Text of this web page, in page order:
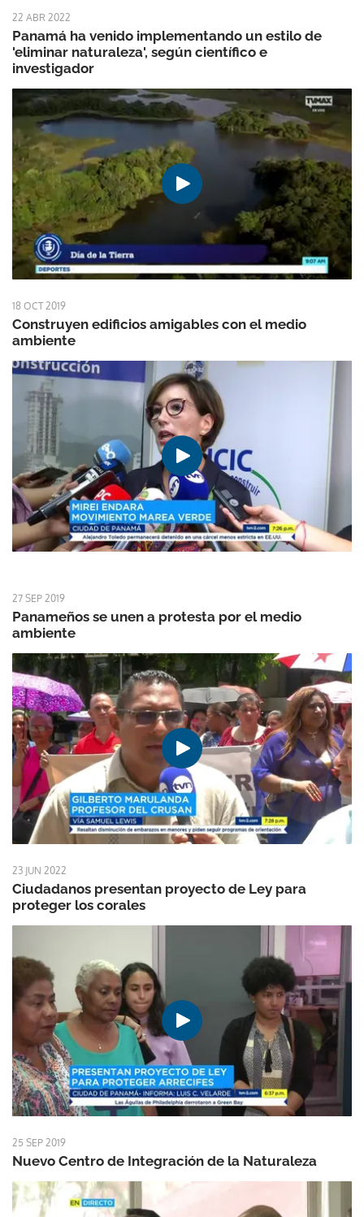
22 ABR 2022
Panamá ha venido implementando un estilo de
'eliminar naturaleza', según científico e
investigador
18 OCT 2019
Construyen edificios amigables con el medio
ambiente
27 SEP 2019
Panameños se unen a protesta por el medio
ambiente
23 JUN 2022
Ciudadanos presentan proyecto de Ley para
proteger los corales
25 SEP 2019
Nuevo Centro de Integración de la Naturaleza